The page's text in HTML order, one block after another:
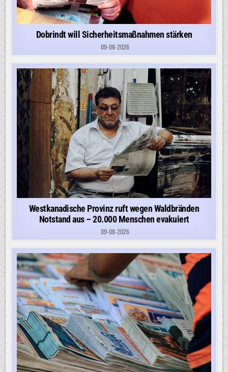
Dobrindt will Sicherheitsmaßnahmen stärken
09-08-2026
Westkanadische Provinz ruft wegen Waldbränden
Notstand aus – 20.000 Menschen evakuiert
09-08-2026